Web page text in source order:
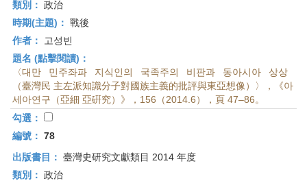
類別： 政治
時期(主題)： 戰後
作者：
고성빈
題名 (點擊閱讀)：
〈대만 민주좌파 지식인의 국족주의 비판과 동아시아 상상
（臺灣民 主左派知識分子對國族主義的批評與東亞想像）〉，《아
세아연구（亞細 亞硏究）》，156（2014.6），頁 47–86。
勾選：
編號： 78
出版書目： 臺灣史研究文獻類目 2014 年度
類別： 政治